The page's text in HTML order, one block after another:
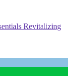
Revitalizing